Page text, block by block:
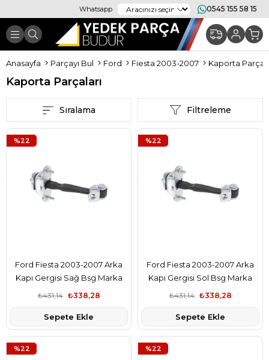
Whatsapp 0545 155 58 15
Anasayfa Parçayı Bul Ford Fiesta 2003-2007 Kaporta
Kaporta Parçaları
Filtreleme
Sıralama
Ford Fiesta 2003-2007 Arka
Kapı Gergisi Sağ Bsg Marka
5S6AA23500AB
₺338,28
₺431,14
Sepete Ekle
%22
Ford Fiesta 2003-2007 Arka
Kapı Gergisi Sol Bsg Marka
5S6AA23500AB
₺338,28
₺431,14
Sepete Ekle
%22
%22 %22